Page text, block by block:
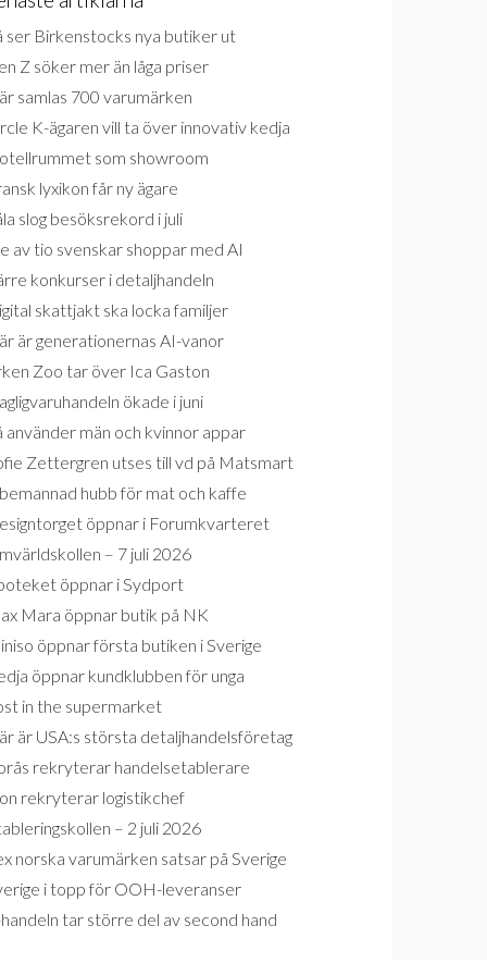
ser Birkenstocks nya butiker ut
Z söker mer än låga priser
samlas 700 varumärken
K-ägaren vill ta över innovativ kedja
som showroom
lyxikon får ny ägare
slog besöksrekord i juli
av tio svenskar shoppar med AI
konkurser i detaljhandeln
skattjakt ska locka familjer
är generationernas AI-vanor
Zoo tar över Ica Gaston
ökade i juni
använder män och kvinnor appar
Zettergren utses till vd på Matsmart
hubb för mat och kaffe
öppnar i Forumkvarteret
– 7 juli 2026
öppnar i Sydport
Mara öppnar butik på NK
öppnar första butiken i Sverige
öppnar kundklubben för unga
in the supermarket
är USA:s största detaljhandelsföretag
rekryterar handelsetablerare
rekryterar logistikchef
– 2 juli 2026
norska varumärken satsar på Sverige
i topp för OOH-leveranser
tar större del av second hand